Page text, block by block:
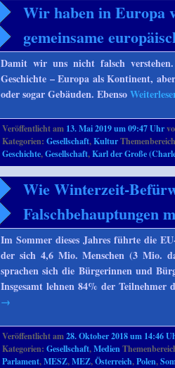
Wir haben in Europa
gemeinsame
Damit wir uns nicht falsch
Geschichte – Europa als Kontinent,
oder sogar Gebäuden. Ebenso
Veröffentlicht am 13. Mai 2019 um 09:47 Uhr
Kategorien:Gesellschaft,Kultur
Geschichte,Gesellschaft,Karl der Große
Wie Winterzeit-
Falschbehauptungen
Im Sommer dieses Jahres führte die
der sich 4,6 Mio. Menschen (3 Mio.
sprachen sich die Bürgerinnen und
Insgesamt lehnen 84% der
→
Veröffentlicht am28. Oktober 2018 um 14:46
Kategorien:Gesellschaft,Medien
Parlament,MESZ,MEZ,Österreich,Polen,